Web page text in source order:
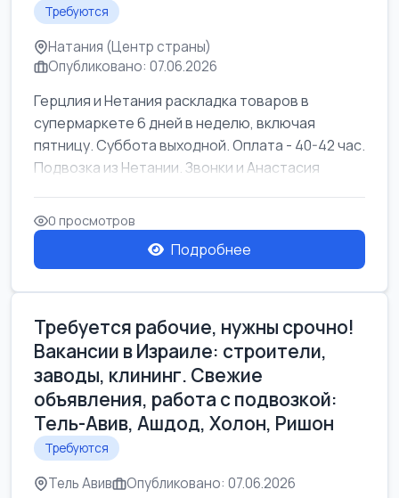
Требуются
Натания (Центр страны)
Опубликовано: 07.06.2026
Герцлия и Нетания раскладка товаров в
супермаркете 6 дней в неделю, включая
пятницу. Суббота выходной. Оплата - 40-42 час.
Подвозка из Нетании. Звонки и Анастасия
0 просмотров
Подробнее
Требуется рабочие, нужны срочно!
Вакансии в Израиле: строители,
заводы, клининг. Свежие
объявления, работа с подвозкой:
Тель-Авив, Ашдод, Холон, Ришон
Требуются
Тель Авив Опубликовано: 07.06.2026